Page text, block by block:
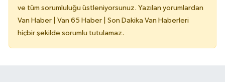
ve tüm sorumluluğu üstleniyorsunuz. Yazılan yorumlardan
Van Haber | Van 65 Haber | Son Dakika Van Haberleri
hiçbir şekilde sorumlu tutulamaz.